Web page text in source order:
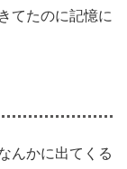
てたのに記憶に
んかに出てくる